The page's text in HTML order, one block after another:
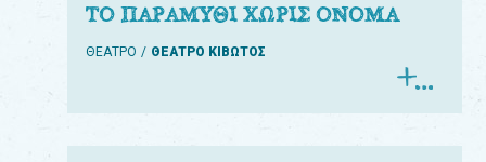
ΤΟ ΠΑΡΑΜΥΘΙ ΧΩΡΙΣ ΟΝΟΜΑ
ΘΕΑΤΡΟ ΘΕΑΤΡΟ ΚΙΒΩΤΟΣ